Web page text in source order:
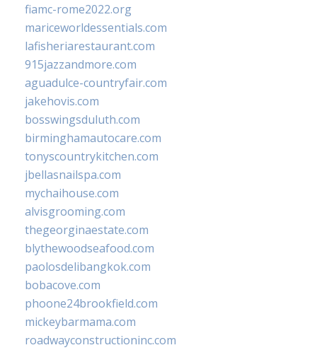
fiamc-rome2022.org
mariceworldessentials.com
lafisheriarestaurant.com
915jazzandmore.com
aguadulce-countryfair.com
jakehovis.com
bosswingsduluth.com
birminghamautocare.com
tonyscountrykitchen.com
jbellasnailspa.com
mychaihouse.com
alvisgrooming.com
thegeorginaestate.com
blythewoodseafood.com
paolosdelibangkok.com
bobacove.com
phoone24brookfield.com
mickeybarmama.com
roadwayconstructioninc.com